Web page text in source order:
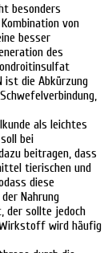
besonders
von
besser
des
ist die Abkürzung
als leichtes
bei
beitragen, dass
tierischen und
diese
Nahrung
der sollte jedoch
wird häufig